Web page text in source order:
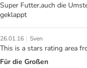
Super Futter,auch die
geklappt
26.01.16 | Sven
This is a stars rating area
Für die Großen